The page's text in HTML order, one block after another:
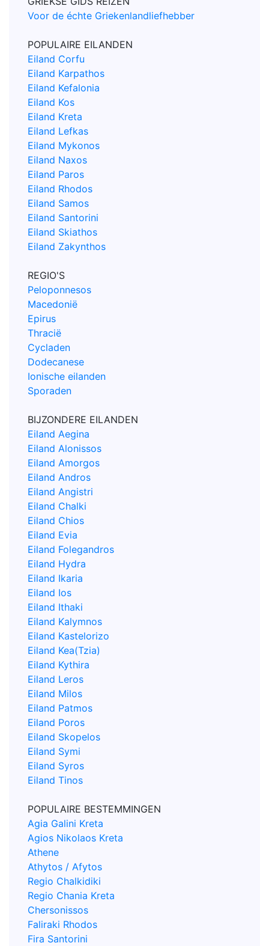
Voor de échte Griekenlandliefhebber
POPULAIRE EILANDEN
Eiland Corfu
Eiland Karpathos
Eiland Kefalonia
Eiland Kos
Eiland Kreta
Eiland Lefkas
Eiland Mykonos
Eiland Naxos
Eiland Paros
Eiland Rhodos
Eiland Samos
Eiland Santorini
Eiland Skiathos
Eiland Zakynthos
REGIO'S
Peloponnesos
Macedonië
Epirus
Thracië
Cycladen
Dodecanese
Ionische eilanden
Sporaden
BIJZONDERE EILANDEN
Eiland Aegina
Eiland Alonissos
Eiland Amorgos
Eiland Andros
Eiland Angistri
Eiland Chalki
Eiland Chios
Eiland Evia
Eiland Folegandros
Eiland Hydra
Eiland Ikaria
Eiland Ios
Eiland Ithaki
Eiland Kalymnos
Eiland Kastelorizo
Eiland Kea(Tzia)
Eiland Kythira
Eiland Leros
Eiland Milos
Eiland Patmos
Eiland Poros
Eiland Skopelos
Eiland Symi
Eiland Syros
Eiland Tinos
POPULAIRE BESTEMMINGEN
Agia Galini Kreta
Agios Nikolaos Kreta
Athene
Athytos / Afytos
Regio Chalkidiki
Regio Chania Kreta
Chersonissos
Faliraki Rhodos
Fira Santorini